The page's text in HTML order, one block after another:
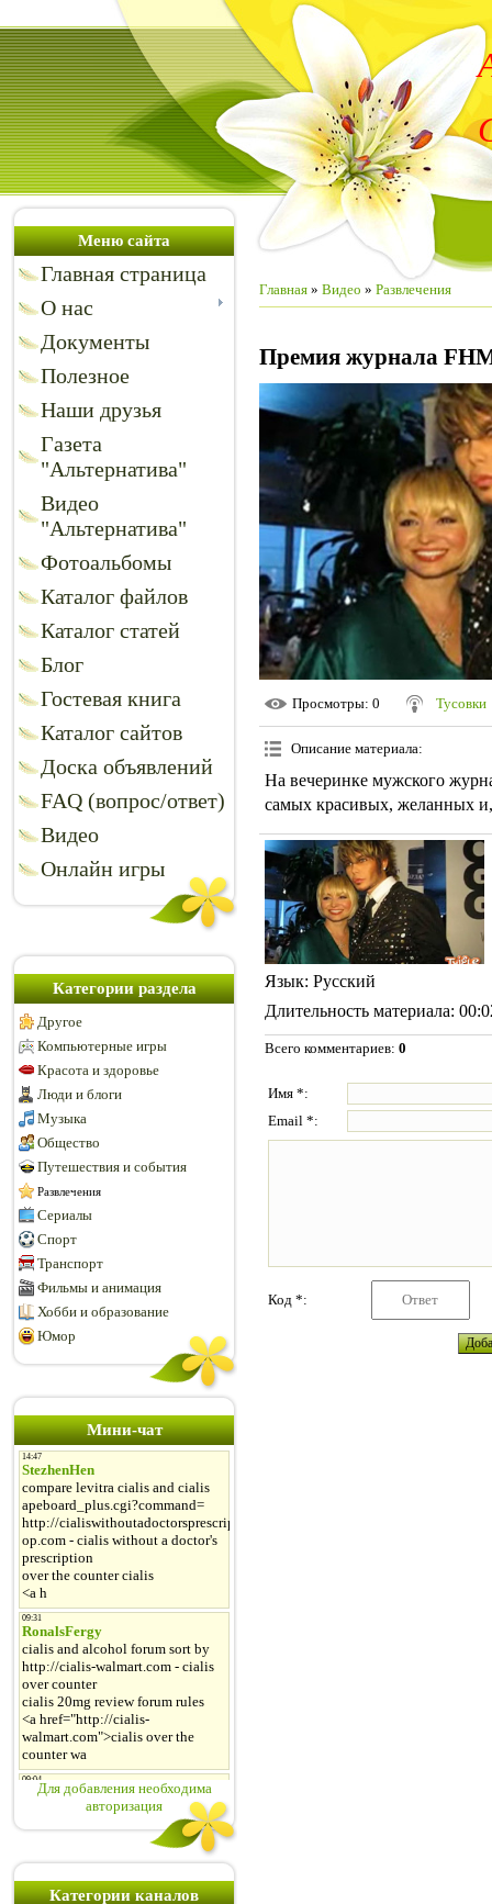
Меню сайта
Главная страница
О нас
Документы
Полезное
Наши друзья
Газета
"Альтернатива"
Видео
"Альтернатива"
Фотоальбомы
Каталог файлов
Каталог статей
Блог
Гостевая книга
Каталог сайтов
Доска объявлений
FAQ (вопрос/ответ)
Видео
Онлайн игры
Категории раздела
Другое
Компьютерные игры
Красота и здоровье
Люди и блоги
Музыка
Общество
Путешествия и события
Развлечения
Сериалы
Спорт
Транспорт
Фильмы и анимация
Хобби и образование
Юмор
Мини-чат
Для добавления необходима
авторизация
Категории каналов
Главная » Видео » Развлечения
Премия журнала
Просмотры: 0 Тусовки
Описание материала:
На вечеринке мужского
самых красивых, желанных
Язык: Русский
Длительность материала:
Всего комментариев: 0
Имя *:
Email *:
Код *: